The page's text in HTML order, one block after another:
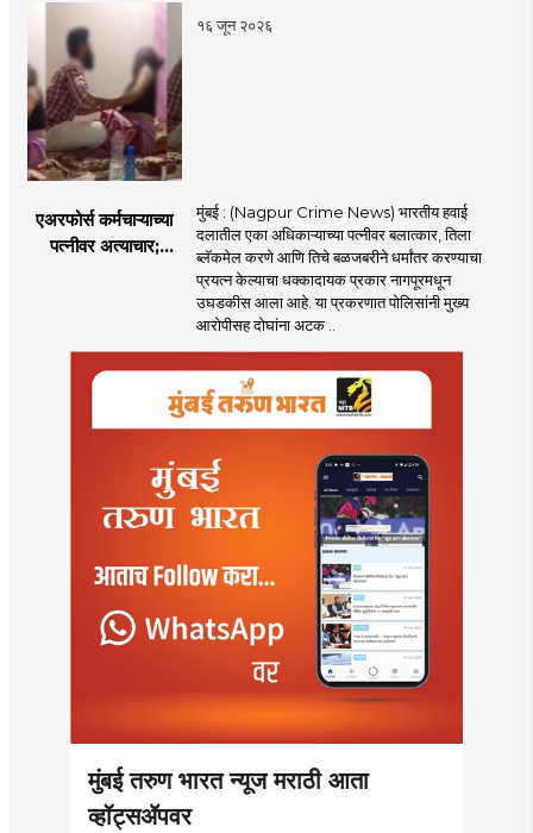
पणतू सात्यकी सावरकर
यांनी न्यायालयात सादर
केला दावा
१६ जून २०२६
एअरफोर्स कर्मचाऱ्याच्या
पत्नीवर अत्याचार;
मुंबई : (Nagpur Crime News) भारतीय हवाई
दलातील एका अधिकाऱ्याच्या पत्नीवर बलात्कार, तिला
ब्लॅकमेल करणे आणि तिचे बळजबरीने धर्मांतर करण्याचा
प्रयत्न केल्याचा धक्कादायक प्रकार नागपूरमधून
उघडकीस आला आहे. या प्रकरणात पोलिसांनी मुख्य
आरोपीसह दोघांना अटक ..
मुंबई तरुण भारत न्यूज मराठी आता
व्हॉट्सॲपवर